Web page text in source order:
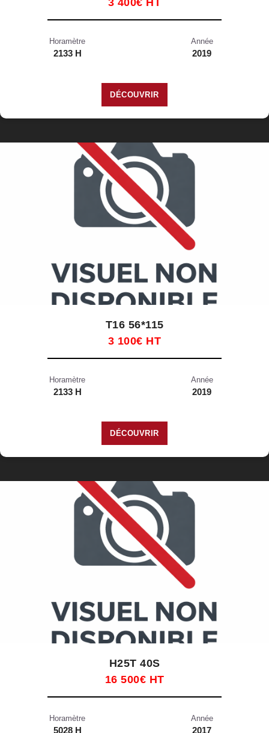
3 400€ HT
Horamètre
2133 H
Année
2019
DÉCOUVRIR
T16 56*115
3 100€ HT
Horamètre
2133 H
Année
2019
DÉCOUVRIR
H25T 40S
16 500€ HT
Horamètre
5028 H
Année
2017